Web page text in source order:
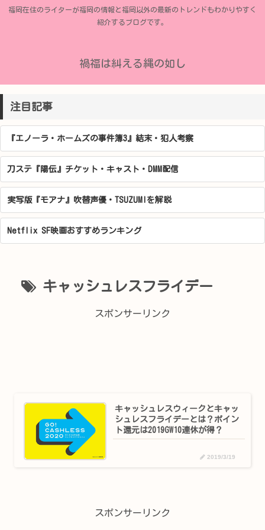
福岡在住のライターが福岡の情報と福岡以外の最新のトレンドもわかりやすく
紹介するブログです。
禍福は糾える縄の如し
注目記事
『エノーラ・ホームズの事件簿3』結末・犯人考察
刀ステ『陽伝』チケット・キャスト・DMM配信
実写版『モアナ』吹替声優・TSUZUMIを解説
Netflix SF映画おすすめランキング
キャッシュレスフライデー
スポンサーリンク
キャッシュレスウィークとキャッ
シュレスフライデーとは？ポイン
ト還元は2019GW10連休が得？
2019/3/19
スポンサーリンク